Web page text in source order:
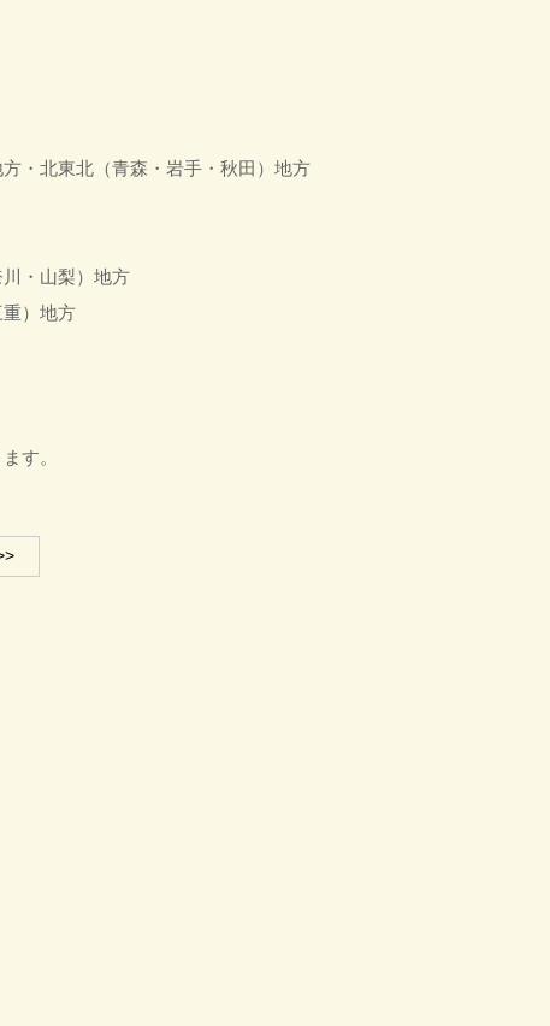
・北東北（青森・岩手・秋田）地方
・山梨）地方
・三重）地方
っております。